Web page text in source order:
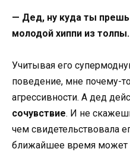
— Дед, ну куда ты
молодой хиппи из толпы.
Учитывая его
поведение, мне почему-
агрессивности. А дед
сочувствие. И не
чем свидетельствовала
ближайшее время может